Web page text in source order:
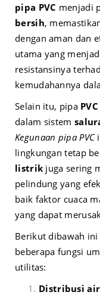
pipa PVC menjadi
bersih,
dengan aman dan
utama yang
resistansinya
kemudahannya
Selain itu, pipa PVC
dalam sistem
Kegunaan pipa PVC
lingkungan tetap
listrik juga sering
pelindung yang
baik faktor cuaca
yang dapat
Berikut dibawah ini
beberapa fungsi
utilitas:
Distribusi